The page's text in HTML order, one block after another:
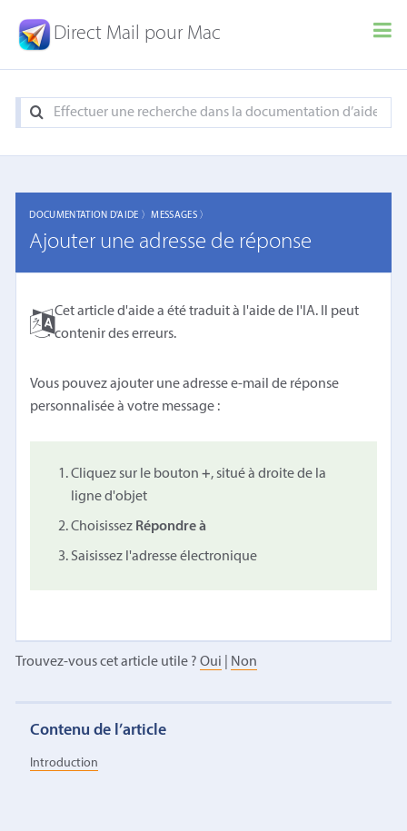
Direct Mail pour Mac
DOCUMENTATION D'AIDE 〉MESSAGES 〉
Ajouter une adresse de réponse
Cet article d'aide a été traduit à l'aide de l'IA. Il peut
contenir des erreurs.
Vous pouvez ajouter une adresse e-mail de réponse
personnalisée à votre message :
Cliquez sur le bouton+, situé à droite de la
ligne d'objet
Choisissez Répondre à
Saisissez l'adresse électronique
Trouvez-vous cet article utile ? Oui Non
Contenu de l’article
Introduction